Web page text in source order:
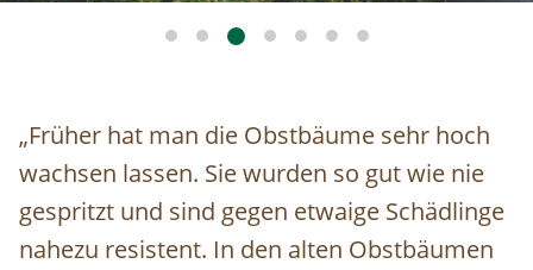
„Früher hat man die Obstbäume sehr hoch
wachsen lassen. Sie wurden so gut wie nie
gespritzt und sind gegen etwaige Schädlinge
nahezu resistent. In den alten Obstbäumen